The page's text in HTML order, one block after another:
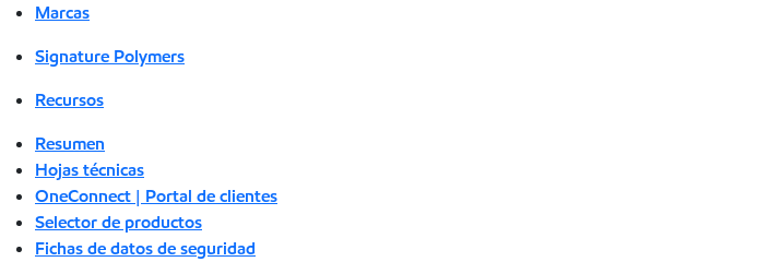
Marcas
Signature Polymers
Recursos
Resumen
Hojas técnicas
OneConnect | Portal de clientes
Selector de productos
Fichas de datos de seguridad